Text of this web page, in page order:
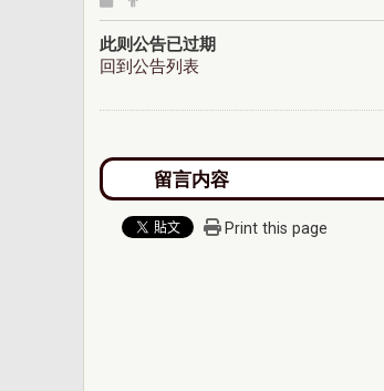
此则公告已过期
回到公告列表
Print this page